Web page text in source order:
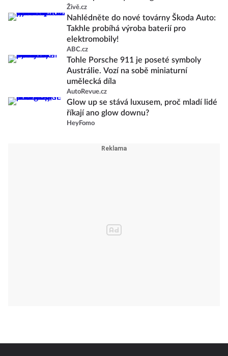
Živě.cz
Nahlédněte do nové továrny Škoda Auto:
Takhle probíhá výroba baterií pro
elektromobily!
ABC.cz
Tohle Porsche 911 je poseté symboly
Austrálie. Vozí na sobě miniaturní
umělecká díla
AutoRevue.cz
Glow up se stává luxusem, proč mladí lidé
říkají ano glow downu?
HeyFomo